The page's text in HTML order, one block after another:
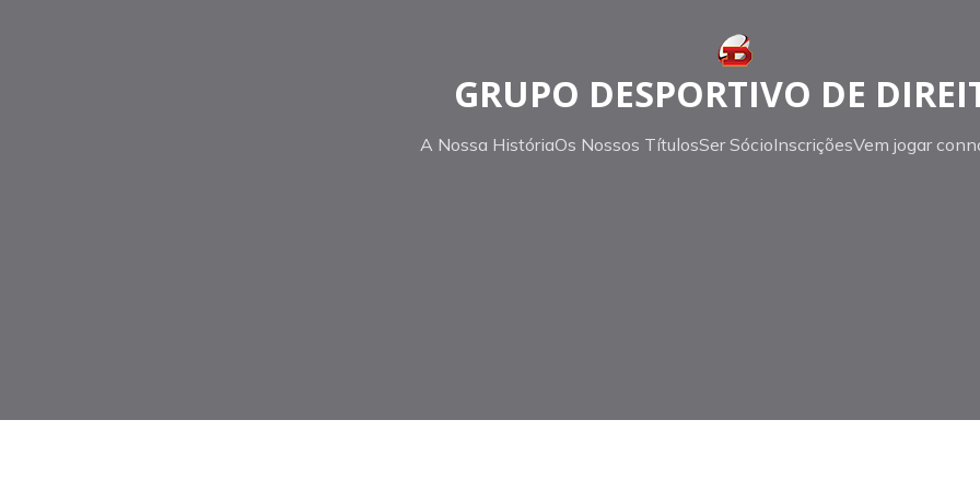
GRUPO DESPORTIVO DE
A Nossa HistóriaOs Nossos TítulosSer SócioInscriçõesVem jogar